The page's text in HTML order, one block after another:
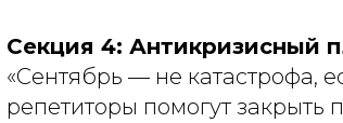
Секция 4: Антикризисный
«Сентябрь — не катастрофа,
репетиторы помогут